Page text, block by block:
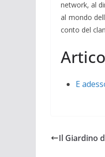
network, al
al mondo
conto del
E
Il Giardino